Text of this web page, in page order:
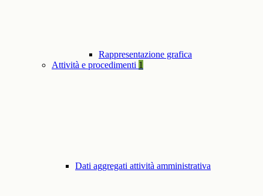
Rappresentazione grafica
Attività e procedimenti 1
Dati aggregati attività amministrativa